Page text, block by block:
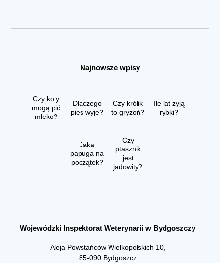
Najnowsze wpisy
Czy koty
mogą pić
mleko?
Dlaczego
pies wyje?
Czy królik
to gryzoń?
Ile lat żyją
rybki?
Jaka
papuga na
początek?
Czy
ptasznik
jest
jadowity?
Wojewódzki Inspektorat Weterynarii w Bydgoszczy
Aleja Powstańców Wielkopolskich 10,
85-090 Bydgoszcz